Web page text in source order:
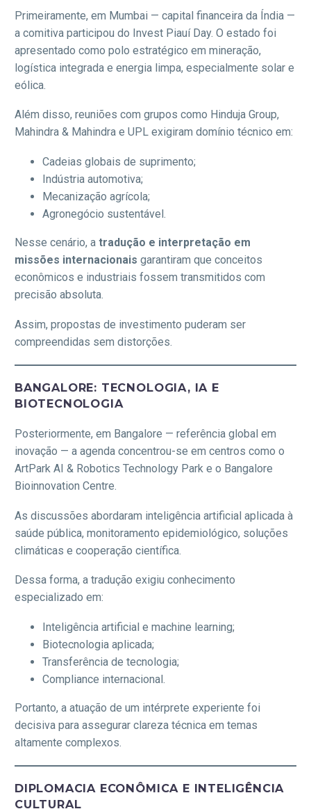
Primeiramente, em Mumbai — capital financeira da Índia —
a comitiva participou do Invest Piauí Day. O estado foi
apresentado como polo estratégico em mineração,
logística integrada e energia limpa, especialmente solar e
eólica.
Além disso, reuniões com grupos como Hinduja Group,
Mahindra & Mahindra e UPL exigiram domínio técnico em:
Cadeias globais de suprimento;
Indústria automotiva;
Mecanização agrícola;
Agronegócio sustentável.
Nesse cenário, a tradução e interpretação em
missões internacionais garantiram que conceitos
econômicos e industriais fossem transmitidos com
precisão absoluta.
Assim, propostas de investimento puderam ser
compreendidas sem distorções.
BANGALORE: TECNOLOGIA, IA E
BIOTECNOLOGIA
Posteriormente, em Bangalore — referência global em
inovação — a agenda concentrou-se em centros como o
ArtPark AI & Robotics Technology Park e o Bangalore
Bioinnovation Centre.
As discussões abordaram inteligência artificial aplicada à
saúde pública, monitoramento epidemiológico, soluções
climáticas e cooperação científica.
Dessa forma, a tradução exigiu conhecimento
especializado em:
Inteligência artificial e machine learning;
Biotecnologia aplicada;
Transferência de tecnologia;
Compliance internacional.
Portanto, a atuação de um intérprete experiente foi
decisiva para assegurar clareza técnica em temas
altamente complexos.
DIPLOMACIA ECONÔMICA E INTELIGÊNCIA
CULTURAL